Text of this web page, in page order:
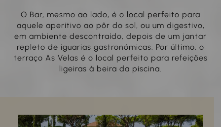
O Bar, mesmo ao lado, é o local perfeito para
aquele aperitivo ao pôr do sol, ou um digestivo,
em ambiente descontraído, depois de um jantar
repleto de iguarias gastronómicas. Por último, o
terraço As Velas é o local perfeito para refeições
ligeiras à beira da piscina.